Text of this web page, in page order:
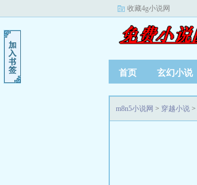
收藏4g小说网
首页 玄幻小说
m8n5小说网 > 穿越小说 >